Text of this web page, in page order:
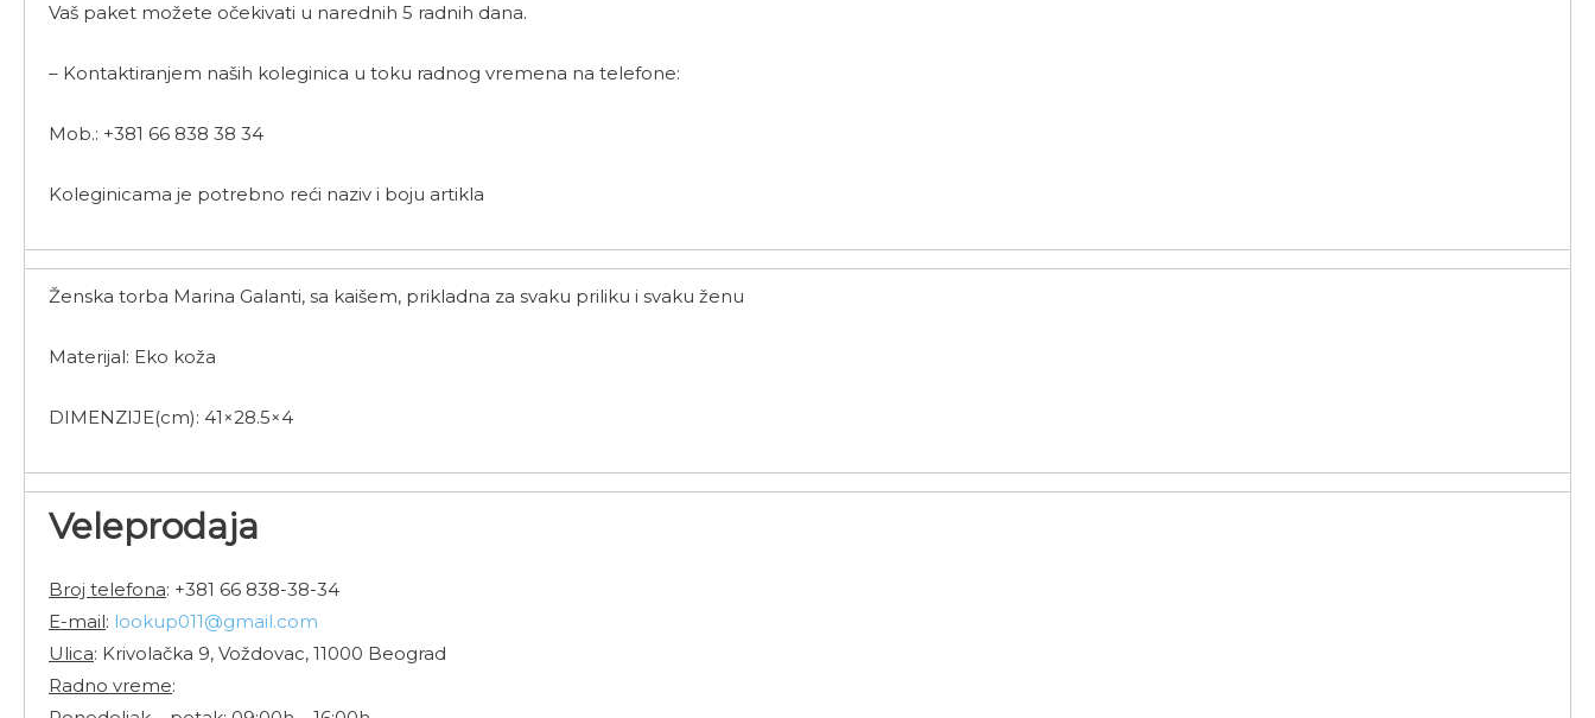
Vaš paket možete očekivati u narednih 5 radnih dana.
– Kontaktiranjem naših koleginica u toku radnog vremena na telefone:
Mob.: +381 66 838 38 34
Koleginicama je potrebno reći naziv i boju artikla
Ženska torba Marina Galanti, sa kaišem, prikladna za svaku priliku i svaku ženu
Materijal: Eko koža
DIMENZIJE(cm): 41×28.5×4
Veleprodaja
Broj telefona: +381 66 838-38-34
E-mail: lookup011@gmail.com
Ulica: Krivolačka 9, Voždovac, 11000 Beograd
Radno vreme: